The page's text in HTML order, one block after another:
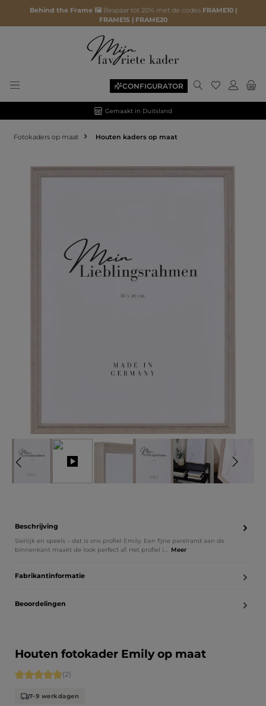
Behind the Frame 🖼️ Bespaar tot 20% met de codes FRAME10 |
FRAME15 | FRAME20
CONFIGURATOR
Gemaakt in Duitsland
Fotokaders op maat Houten kaders op maat
Afbeeldingengalerij overslaan
Beschrijving
Sierlijk en speels – dat is ons profiel Emily. Een fijne parelrand aan de
binnenkant maakt de look perfect af. Het profiel i… Meer
Fabrikantinformatie
Beoordelingen
Houten fotokader Emily op maat
Gemiddelde score van 5 op 5 sterren
(2)
7-9 werkdagen